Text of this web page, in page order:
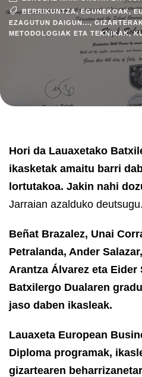
BERRIKUNTZA, EGUNEKOAK,
EZAGUTUN DAIGUN...,
METODOLOGIAK ETA TEKNIKAK,
Hori da Lauaxetako
ikasketak amaitu barri
lortutakoa. Jakin nahi
Jarraian azalduko deutsugu.
Beñat Brazalez, Unai
Petralanda, Ander
Arantza Álvarez eta Eider
Batxilergo Dualaren
jaso daben ikasleak.
Lauaxeta European
Diploma programak,
gizartearen